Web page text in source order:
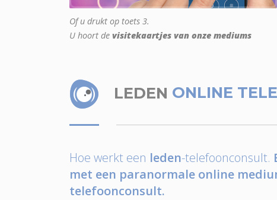
Of u drukt op toets 3.
U hoort de visitekaartjes van onze mediums
LEDEN ONLINE
Hoe werkt een leden-telefoonconsult.
met een paranormale online
telefoonconsult.